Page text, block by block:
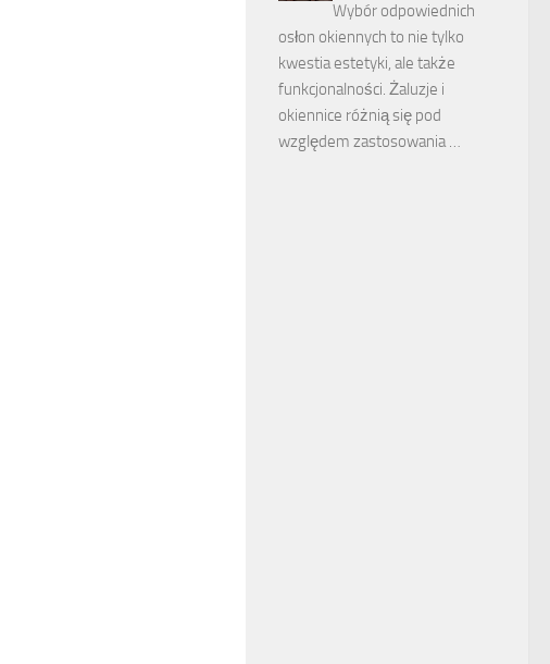
Wybór odpowiednich
osłon okiennych to nie tylko
kwestia estetyki, ale także
funkcjonalności. Żaluzje i
okiennice różnią się pod
względem zastosowania …